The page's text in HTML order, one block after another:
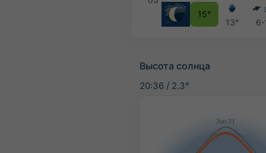
15°
13° 6-
Высота солнца
20:36 / 2.3°